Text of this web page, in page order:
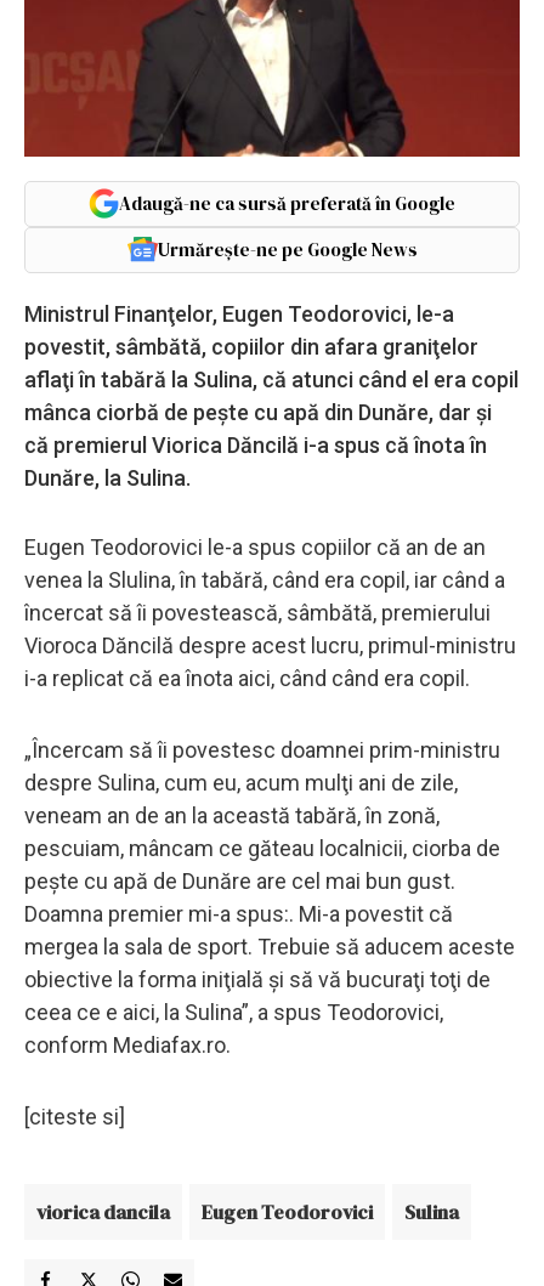
Adaugă-ne ca sursă preferată în Google
Urmărește-ne pe Google News
Ministrul Finanţelor, Eugen Teodorovici, le-a
povestit, sâmbătă, copiilor din afara graniţelor
aflaţi în tabără la Sulina, că atunci când el era copil
mânca ciorbă de peşte cu apă din Dunăre, dar şi
că premierul Viorica Dăncilă i-a spus că înota în
Dunăre, la Sulina.
Eugen Teodorovici le-a spus copiilor că an de an
venea la Slulina, în tabără, când era copil, iar când a
încercat să îi povestească, sâmbătă, premierului
Vioroca Dăncilă despre acest lucru, primul-ministru
i-a replicat că ea înota aici, când când era copil.
„Încercam să îi povestesc doamnei prim-ministru
despre Sulina, cum eu, acum mulţi ani de zile,
veneam an de an la această tabără, în zonă,
pescuiam, mâncam ce găteau localnicii, ciorba de
peşte cu apă de Dunăre are cel mai bun gust.
Doamna premier mi-a spus:. Mi-a povestit că
mergea la sala de sport. Trebuie să aducem aceste
obiective la forma iniţială şi să vă bucuraţi toţi de
ceea ce e aici, la Sulina”, a spus Teodorovici,
conform Mediafax.ro.
[citeste si]
viorica dancila Eugen Teodorovici Sulina